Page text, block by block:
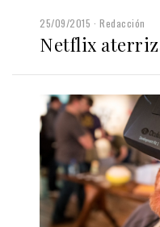
25/09/2015 Redacción
Netflix